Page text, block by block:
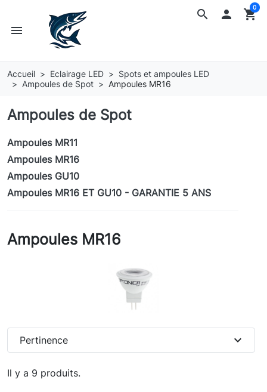
search
menu
 shopping_cart
0
Accueil Eclairage LED
Spots et ampoules LED
Ampoules de Spot
Ampoules MR16
Ampoules de Spot
Ampoules MR11
Ampoules MR16
Ampoules GU10
Ampoules MR16 ET GU10 - GARANTIE 5 ANS
Ampoules MR16
Il y a 9 produits.
Pertinence expand_more